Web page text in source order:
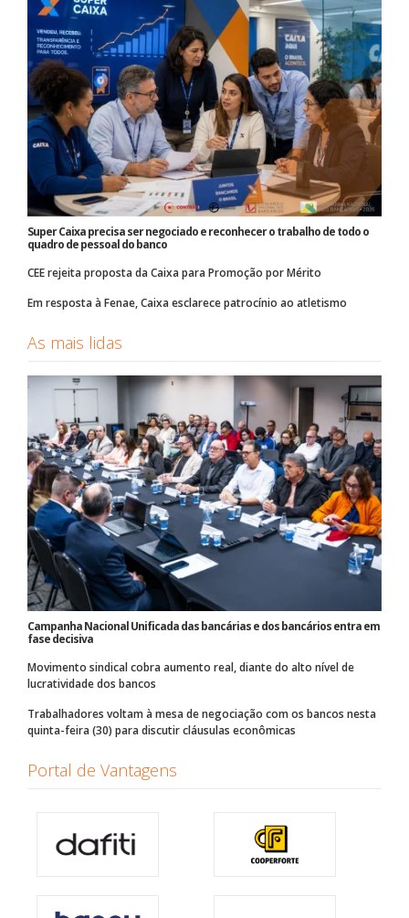
Super Caixa precisa ser negociado e reconhecer o trabalho de todo o
quadro de pessoal do banco
CEE rejeita proposta da Caixa para Promoção por Mérito
Em resposta à Fenae, Caixa esclarece patrocínio ao atletismo
As mais lidas
Campanha Nacional Unificada das bancárias e dos bancários entra em
fase decisiva
Movimento sindical cobra aumento real, diante do alto nível de
lucratividade dos bancos
Trabalhadores voltam à mesa de negociação com os bancos nesta
quinta-feira (30) para discutir cláusulas econômicas
Portal de Vantagens